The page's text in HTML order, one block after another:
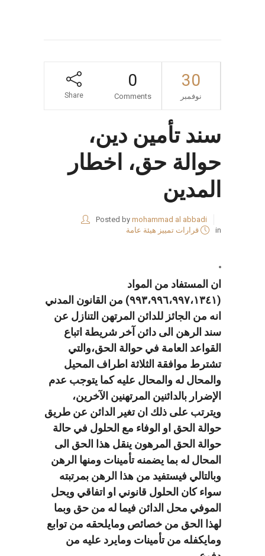
30
نوفمبر
0
Comments
Share
سند تأمين دين،
حوالة حق، اخطار
المدين
Posted by mohammad al abbadi
in
قرارات تمييز هيئة عامة
ان المستفاد من المواد
(٩٩٣،٩٩٦،٩٩٧،١٣٤١) من القانون المدني
انه من الجائز للدائن المرتهن التنازل عن
سند الرهن الى دائن آخر شريطة اتباع
القواعد العامة في حوالة الحق،والتي
تشترط موافقة الثلاثة اطراف المحيل
والمحال له والمحال عليه كما يتوجب عدم
الإضرار بالدائنين المرتهنين الآخرين،
ويترتب على ذلك ان تغير الدائن عن طريق
حوالة الحق او الوفاء مع الحلول في حالة
حوالة الحق المرهون ينقل هذا الحق الى
المحال له بما يضمنه تأمينات ومنها الرهن
وبالتالي فيستفيد من هذا الرهن بمرتبته
سواء كان الحلول قانوني او اتفاقي ويحل
الموفي محل الدائن فيما له من حق وبما
لهذا الحق من خصائص ومايلحقه من توابع
ومايكفله من تأمينات ومايرد عليه من